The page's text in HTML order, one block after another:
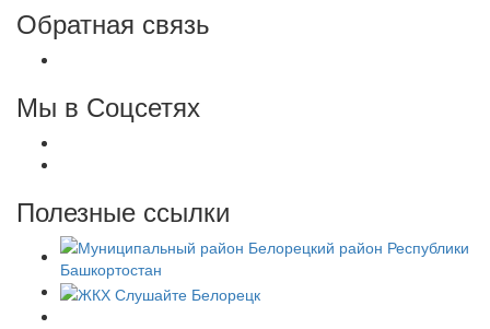
Обратная связь
Мы в Соцсетях
Полезные ссылки